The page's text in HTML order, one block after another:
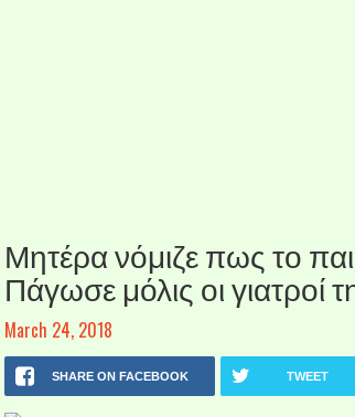
Μητέρα νόμιζε πως το
Πάγωσε μόλις οι γιατροί
March 24, 2018
SHARE ON FACEBOOK TWEET